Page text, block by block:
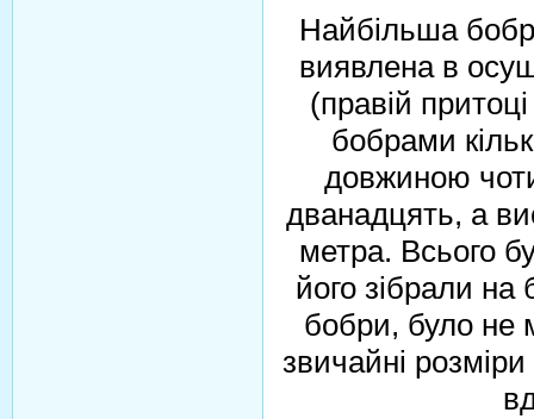
Найбільша
виявлена в
(правій
бобрами
довжиною
дванадцять, а
метра. Всього
його зібрали на
бобри, було не
звичайні